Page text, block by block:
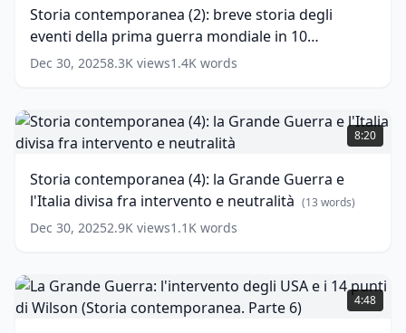
(Storia
contemporanea,parte
( 16
storia
degli
eventi
della
guerra
mondiale
in
minuti (14
words)
Storia contemporanea (2): breve storia degli
eventi della prima guerra mondiale in 10
minuti
(14words)
Dec 30, 20258.3K views1.4K words
Storia
contemporanea
(4):
Grande
Guerra
e
l'Italia
fra
intervento
e
8:20
Storia contemporanea (4): la Grande Guerra e
l'Italia divisa fra intervento e neutralità (13 words)
Dec 30, 20252.9K views1.1K words
La
Grande
Guerra:
4:48